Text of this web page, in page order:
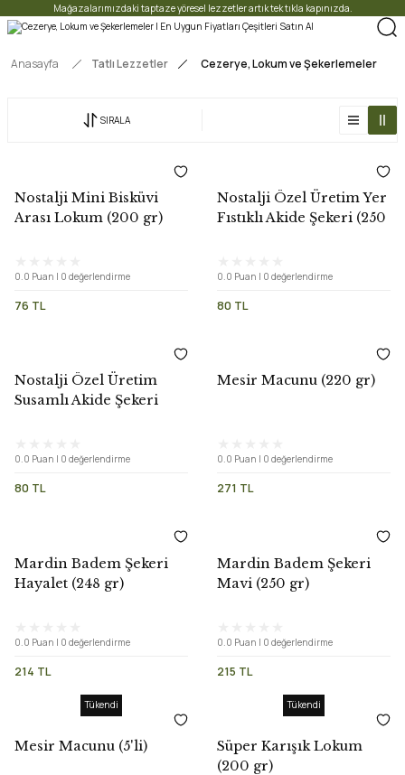
Mağazalarımızdaki taptaze yöresel lezzetler artık tek tıkla kapınızda.
Anasayfa Tatlı Lezzetler Cezerye, Lokum ve Şekerlemeler
SIRALA
Nostalji Mini Bisküvi
Arası Lokum (200 gr)
0.0 Puan | 0 değerlendirme
76 TL
Nostalji Özel Üretim Yer
Fıstıklı Akide Şekeri (250
0.0 Puan | 0 değerlendirme
80 TL
Nostalji Özel Üretim
Susamlı Akide Şekeri
0.0 Puan | 0 değerlendirme
80 TL
Mesir Macunu (220 gr)
0.0 Puan | 0 değerlendirme
271 TL
Mardin Badem Şekeri
Hayalet (248 gr)
0.0 Puan | 0 değerlendirme
214 TL
Mardin Badem Şekeri
Mavi (250 gr)
0.0 Puan | 0 değerlendirme
215 TL
Tükendi
Mesir Macunu (5'li)
Tükendi
Süper Karışık Lokum
(200 gr)